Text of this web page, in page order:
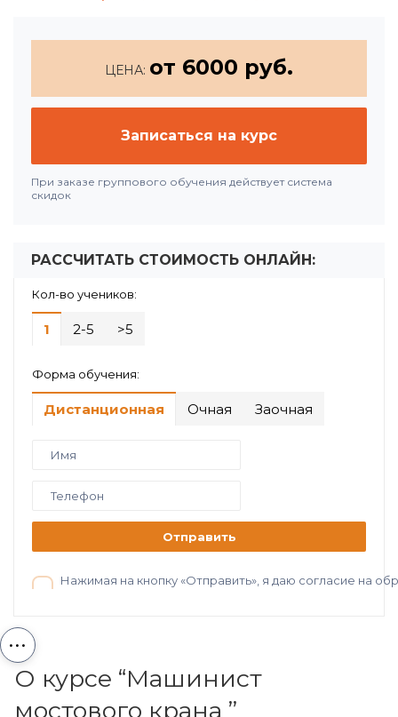
ЦЕНА: от 6000 руб.
Записаться на курс
При заказе группового обучения действует система
скидок
РАССЧИТАТЬ СТОИМОСТЬ ОНЛАЙН:
Кол-во учеников:
1 2-5 >5
Форма обучения:
Дистанционная Очная Заочная
Отправить
Нажимая на кнопку «Отправить», я даю согласие на
...
О курсе “Машинист
мостового крана ”